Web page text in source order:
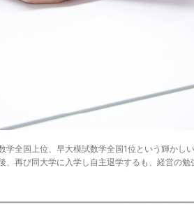
全国上位、早大模試数学全国1位という輝かし
再び同大学に入学し自主退学するも、経営の